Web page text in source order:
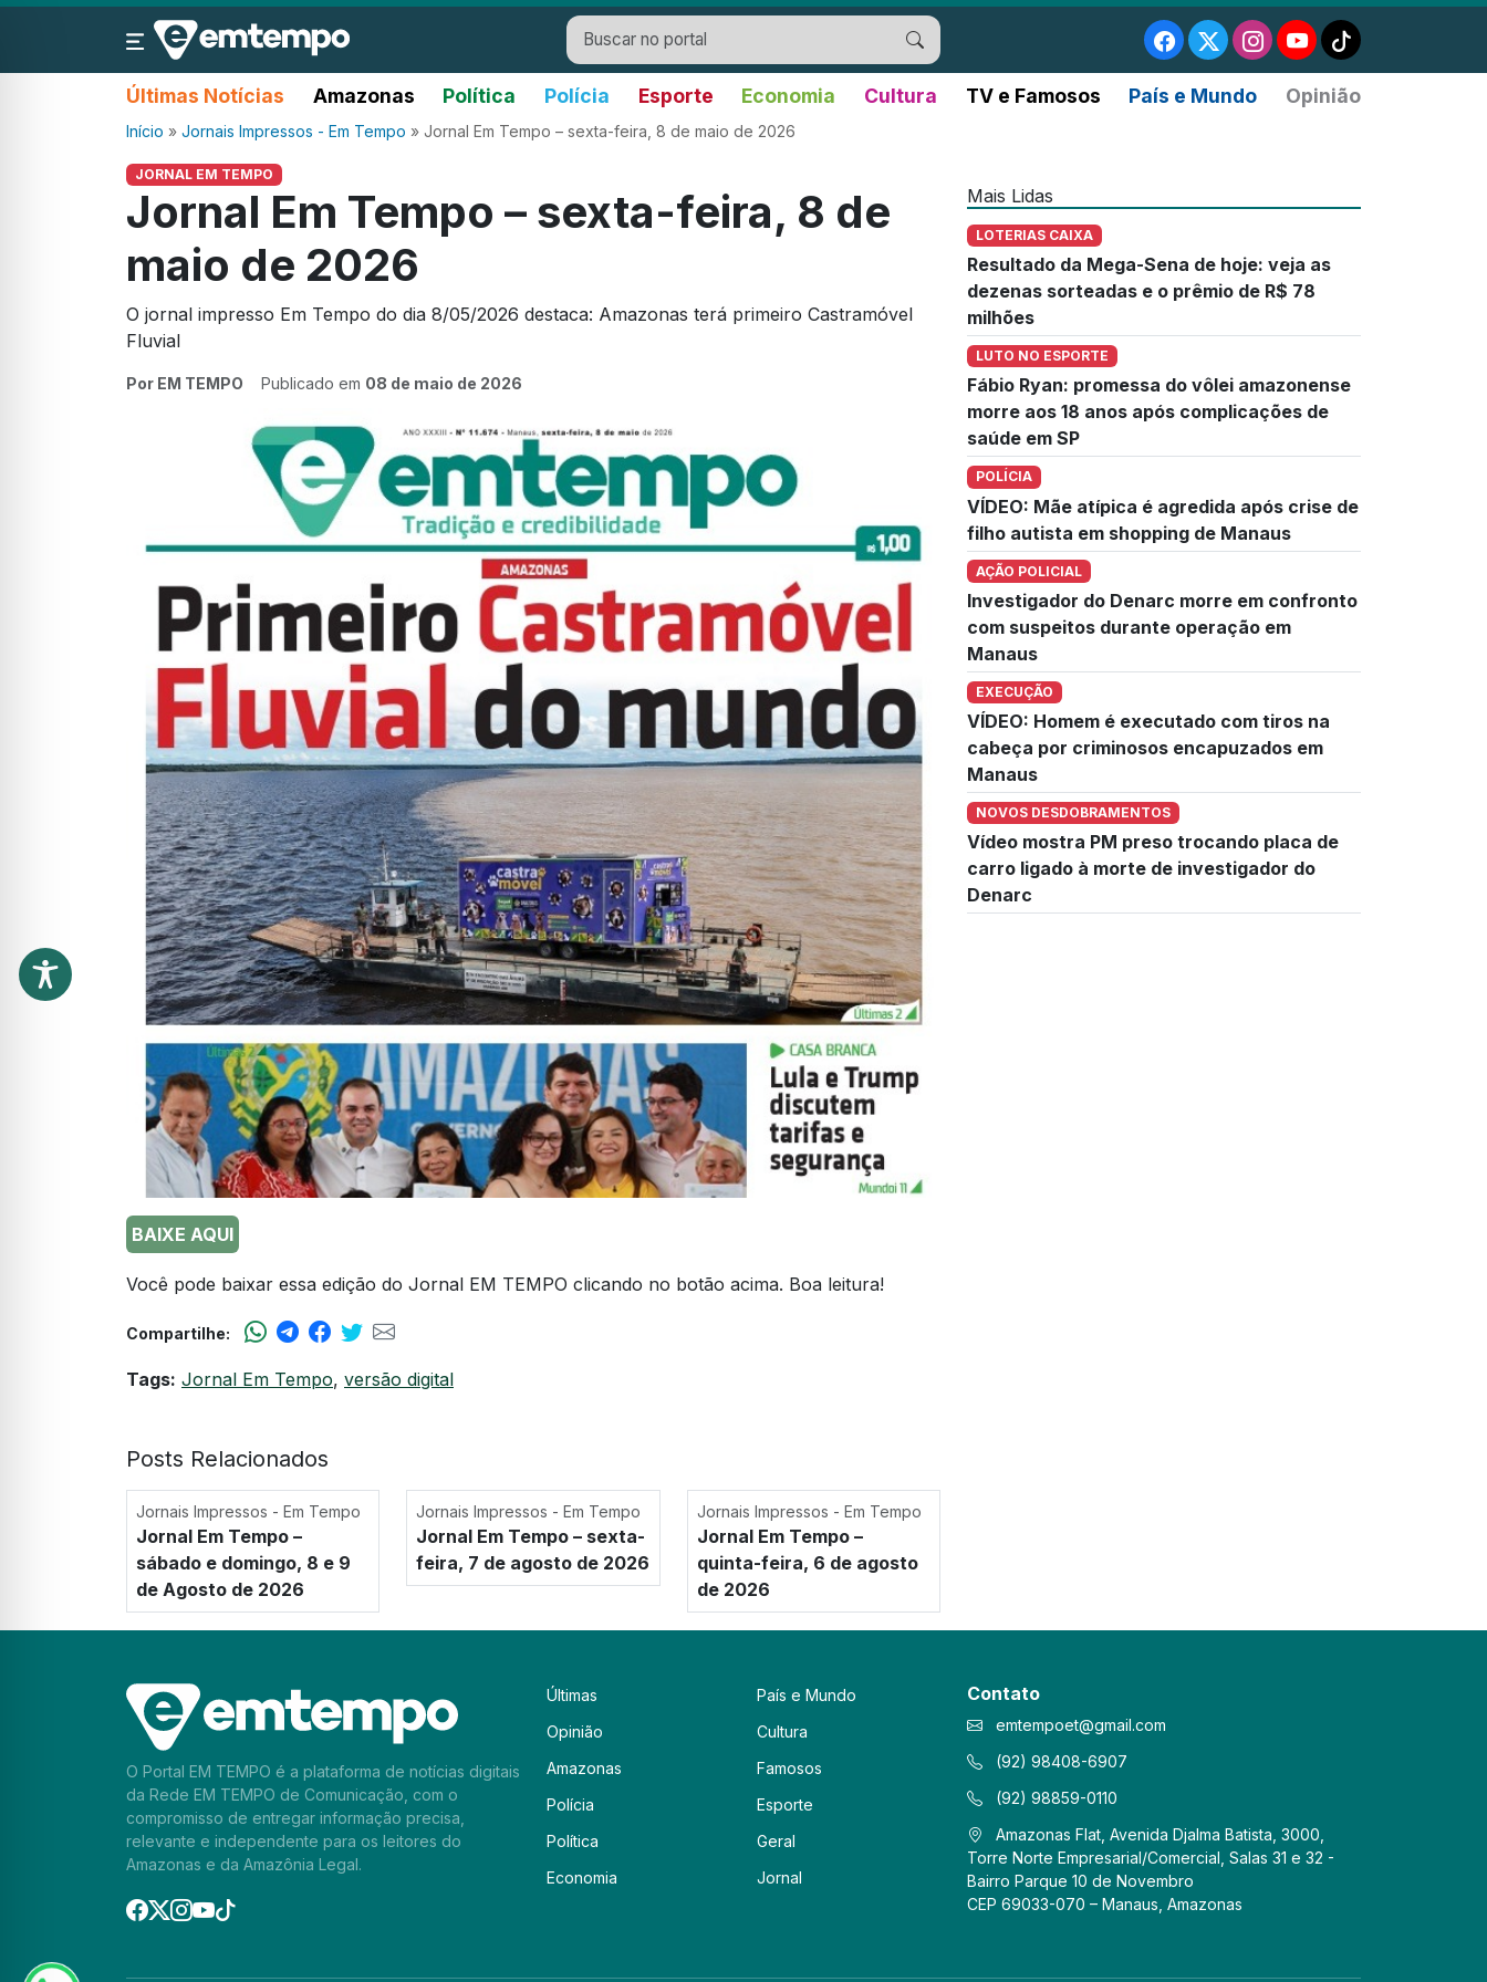
Últimas Notícias Amazonas Política Polícia Esporte Economia Cultura TV e Famosos País e Mundo Opinião
Início » Jornais Impressos - Em Tempo » Jornal Em Tempo – sexta-feira, 8 de maio de 2026
JORNAL EM TEMPO
Jornal Em Tempo – sexta-feira, 8 de
maio de 2026
O jornal impresso Em Tempo do dia 8/05/2026 destaca: Amazonas terá primeiro Castramóvel
Fluvial
Por EM TEMPO Publicado em 08 de maio de 2026
BAIXE AQUI
Você pode baixar essa edição do Jornal EM TEMPO clicando no botão acima. Boa leitura!
Compartilhe:
Tags: Jornal Em Tempo, versão digital
Posts Relacionados
Jornais Impressos - Em Tempo
Jornal Em Tempo –
sábado e domingo, 8 e 9
de Agosto de 2026
Jornais Impressos - Em Tempo
Jornal Em Tempo – sexta-
feira, 7 de agosto de 2026
Jornais Impressos - Em Tempo
Jornal Em Tempo –
quinta-feira, 6 de agosto
de 2026
Mais Lidas
LOTERIAS CAIXA
Resultado da Mega-Sena de hoje: veja as
dezenas sorteadas e o prêmio de R$ 78
milhões
LUTO NO ESPORTE
Fábio Ryan: promessa do vôlei amazonense
morre aos 18 anos após complicações de
saúde em SP
POLÍCIA
VÍDEO: Mãe atípica é agredida após crise de
filho autista em shopping de Manaus
AÇÃO POLICIAL
Investigador do Denarc morre em confronto
com suspeitos durante operação em
Manaus
EXECUÇÃO
VÍDEO: Homem é executado com tiros na
cabeça por criminosos encapuzados em
Manaus
NOVOS DESDOBRAMENTOS
Vídeo mostra PM preso trocando placa de
carro ligado à morte de investigador do
Denarc
O Portal EM TEMPO é a plataforma de notícias digitais
da Rede EM TEMPO de Comunicação, com o
compromisso de entregar informação precisa,
relevante e independente para os leitores do
Amazonas e da Amazônia Legal.
Últimas
Opinião
Amazonas
Polícia
Política
Economia
País e Mundo
Cultura
Famosos
Esporte
Geral
Jornal
Contato
emtempoet@gmail.com
(92) 98408-6907
(92) 98859-0110
Amazonas Flat, Avenida Djalma Batista, 3000,
Torre Norte Empresarial/Comercial, Salas 31 e 32 -
Bairro Parque 10 de Novembro
CEP 69033-070 – Manaus, Amazonas